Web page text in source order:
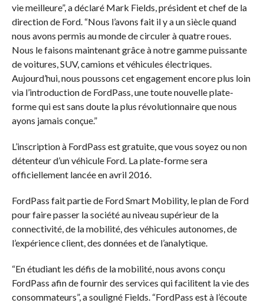
vie meilleure”, a déclaré Mark Fields, président et chef de la
direction de Ford. “Nous l’avons fait il y a un siècle quand
nous avons permis au monde de circuler à quatre roues.
Nous le faisons maintenant grâce à notre gamme puissante
de voitures, SUV, camions et véhicules électriques.
Aujourd’hui, nous poussons cet engagement encore plus loin
via l’introduction de FordPass, une toute nouvelle plate-
forme qui est sans doute la plus révolutionnaire que nous
ayons jamais conçue.”
L’inscription à FordPass est gratuite, que vous soyez ou non
détenteur d’un véhicule Ford. La plate-forme sera
officiellement lancée en avril 2016.
FordPass fait partie de Ford Smart Mobility, le plan de Ford
pour faire passer la société au niveau supérieur de la
connectivité, de la mobilité, des véhicules autonomes, de
l’expérience client, des données et de l’analytique.
“En étudiant les défis de la mobilité, nous avons conçu
FordPass afin de fournir des services qui facilitent la vie des
consommateurs”, a souligné Fields. “FordPass est à l’écoute